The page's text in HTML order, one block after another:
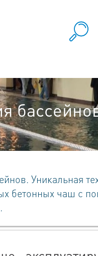
Уникальная
бетонных чаш с